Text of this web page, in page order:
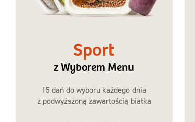
Sport
z Wyborem Menu
15 dań do wyboru każdego dnia
z podwyższoną zawartością białka